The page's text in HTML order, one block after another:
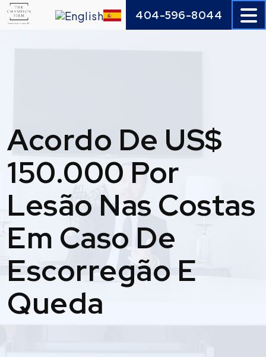
Skip
to
404-596-8044
Acordo De US$
150.000 Por
Lesão Nas Costas
Em Caso De
Escorregão E
Queda